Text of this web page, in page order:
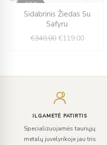
-65%
IŠPARDUOTA
Sidabrinis Žiedas Su
Safyru
€340.00
Original
price
was:
€340.00.
€119.00
price
€119.00.
ILGAMETĖ PATIRTIS
Specializuojamės tauriųjų
metalų juvelyrikoje jau tris